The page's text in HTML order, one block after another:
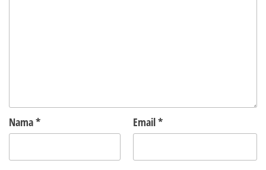
Nama* Email*